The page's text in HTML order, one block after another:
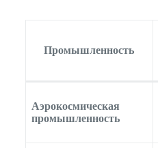
Промышленность
Аэрокосмическая
промышленность